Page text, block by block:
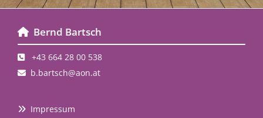
 Bernd Bartsch
 +43 664 28 00 538
 b.bartsch@aon.at
 Impressum